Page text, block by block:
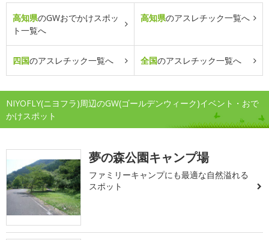
高知県のGWおでかけスポッ
ト一覧へ
高知県のアスレチック一覧へ
四国のアスレチック一覧へ 全国のアスレチック一覧へ
NIYOFLY(ニヨフラ)周辺のGW(ゴールデンウィーク)イベント・おで
かけスポット
夢の森公園キャンプ場
ファミリーキャンプにも最適な自然溢れる
スポット